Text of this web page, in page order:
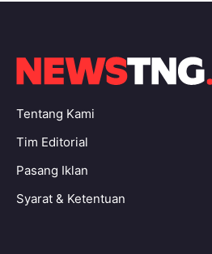
Tentang Kami
Tim Editorial
Pasang Iklan
Syarat & Ketentuan